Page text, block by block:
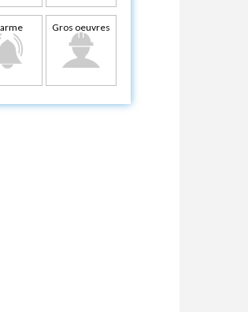
Gros oeuvres